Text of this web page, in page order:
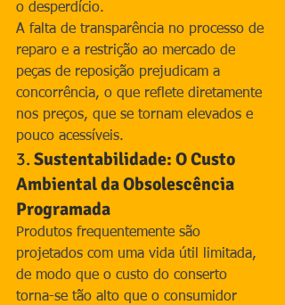
o desperdício.
A falta de transparência no processo de
reparo e a restrição ao mercado de
peças de reposição prejudicam a
concorrência, o que reflete diretamente
nos preços, que se tornam elevados e
pouco acessíveis.
3. Sustentabilidade: O Custo
Ambiental da Obsolescência
Programada
Produtos frequentemente são
projetados com uma vida útil limitada,
de modo que o custo do conserto
torna-se tão alto que o consumidor